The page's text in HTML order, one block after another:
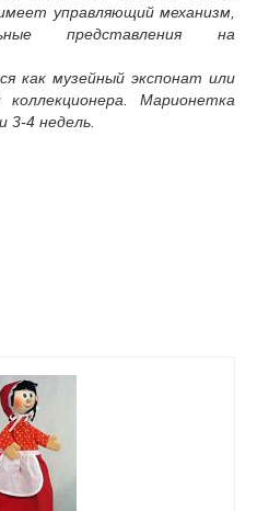
управляющий механизм,
представления на
как музейный экспонат или
коллекционера. Марионетка
3-4 недель.